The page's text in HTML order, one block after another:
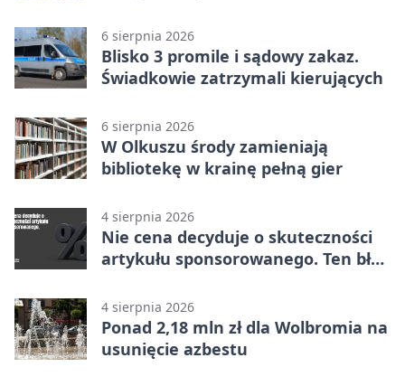
6 sierpnia 2026
Blisko 3 promile i sądowy zakaz.
Świadkowie zatrzymali kierujących
6 sierpnia 2026
W Olkuszu środy zamieniają
bibliotekę w krainę pełną gier
4 sierpnia 2026
Nie cena decyduje o skuteczności
artykułu sponsorowanego. Ten błąd
4 sierpnia 2026
Ponad 2,18 mln zł dla Wolbromia na
usunięcie azbestu